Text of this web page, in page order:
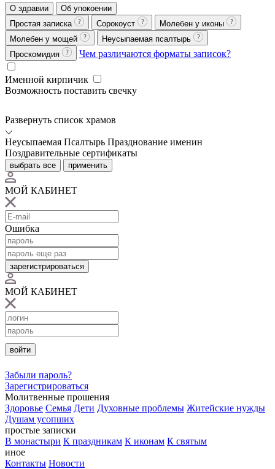
О здравии
Об упокоении
Простая записка
Сорокоуст
Молебен у иконы
Молебен у мощей
Неусыпаемая псалтырь
Проскомидия
Чем различаются форматы записок?
Именной кирпичик
Возможность поставить свечку
Развернуть список храмов
Неусыпаемая Псалтырь Празднование именин
Поздравительные сертификаты
выбрать все применить
МОЙ КАБИНЕТ
Ошибка
зарегистрироваться
МОЙ КАБИНЕТ
войти
Забыли пароль?
Зарегистрироваться
Молитвенные прошения
Здоровье Семья Дети Духовные проблемы Житейские нужды
Душам усопших
простые записки
В монастыри К праздникам К иконам К святым
иное
Контакты Новости